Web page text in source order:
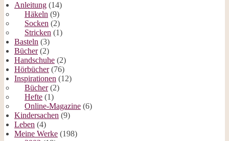
Anleitung (14)
Häkeln (9)
Socken (2)
Stricken (1)
Basteln (3)
Bücher(2)
Handschuhe (2)
Hörbücher(76)
Inspirationen (12)
Bücher(2)
Hefte (1)
Online-Magazine (6)
Kindersachen (9)
Leben (4)
Meine Werke (198)